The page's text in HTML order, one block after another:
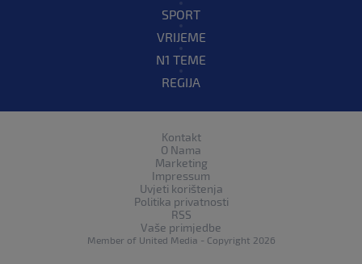
SPORT
VRIJEME
N1 TEME
REGIJA
Kontakt
O Nama
Marketing
Impressum
Uvjeti korištenja
Politika privatnosti
RSS
Vaše primjedbe
Member of United Media - Copyright 2026